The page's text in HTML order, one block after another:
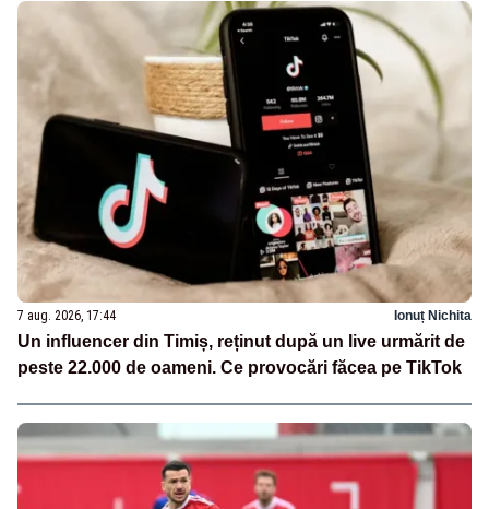
7 aug. 2026, 17:44 Ionuț Nichita
Un influencer din Timiș, reținut după un live urmărit de
peste 22.000 de oameni. Ce provocări făcea pe TikTok